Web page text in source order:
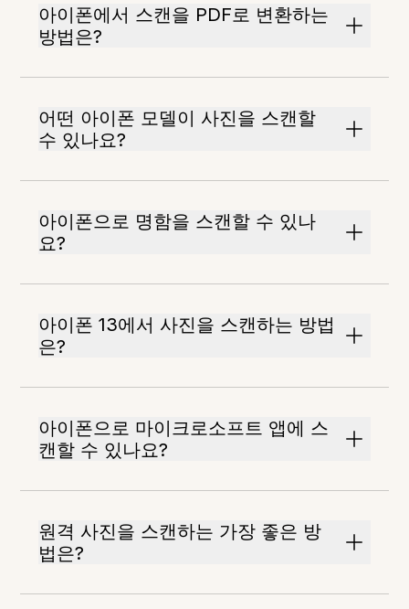
아이폰에서 스캔을 PDF로 변환하는
방법은?
어떤 아이폰 모델이 사진을 스캔할
수 있나요?
아이폰으로 명함을 스캔할 수 있나
요?
아이폰 13에서 사진을 스캔하는 방법
은?
아이폰으로 마이크로소프트 앱에 스
캔할 수 있나요?
원격 사진을 스캔하는 가장 좋은 방
법은?